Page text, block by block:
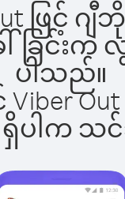
ဖြင့် ဂ
ါ်ခြင်း
ပါသည်။
ရှိပါက